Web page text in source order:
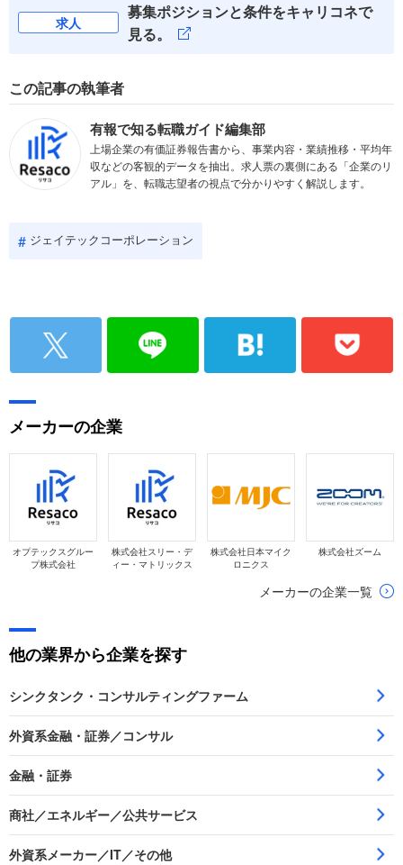
求人
募集ポジションと条件をキャリコネで
見る。
この記事の執筆者
有報で知る転職ガイド編集部
上場企業の有価証券報告書から、事業内容・業績推移・平均年
収などの客観的データを抽出。求人票の裏側にある「企業のリ
アル」を、転職志望者の視点で分かりやすく解説します。
ジェイテックコーポレーション
メーカーの企業
オプテックスグルー
プ株式会社
株式会社スリー・デ
ィー・マトリックス
株式会社日本マイク
ロニクス
株式会社ズーム
メーカーの企業一覧
他の業界から企業を探す
シンクタンク・コンサルティングファーム
外資系金融・証券／コンサル
金融・証券
商社／エネルギー／公共サービス
外資系メーカー／IT／その他